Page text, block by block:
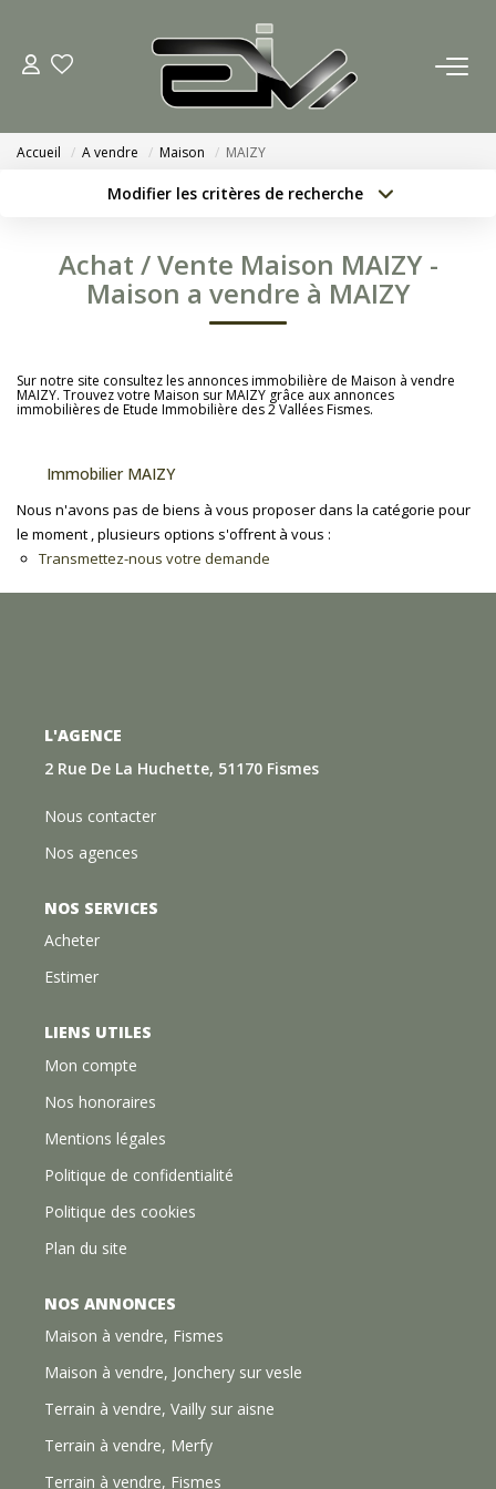
ACCUEIL
Nos Actualités
ESTIMATION
Accueil A vendre Maison MAIZY
Modifier les critères de recherche
Surface min Budget max
Achat / Vente Maison MAIZY -
Maison a vendre à MAIZY
Sur notre site consultez les annonces immobilière de Maison à vendre
MAIZY. Trouvez votre Maison sur MAIZY grâce aux annonces
immobilières de Etude Immobilière des 2 Vallées Fismes.
Immobilier MAIZY
Nous n'avons pas de biens à vous proposer dans la catégorie pour
le moment , plusieurs options s'offrent à vous :
Transmettez-nous votre demande
L'AGENCE
2 Rue De La Huchette, 51170 Fismes
Nous contacter
Nos agences
NOS SERVICES
Acheter
Estimer
LIENS UTILES
Mon compte
Nos honoraires
Mentions légales
Politique de confidentialité
Politique des cookies
Plan du site
NOS ANNONCES
Maison à vendre, Fismes
Maison à vendre, Jonchery sur vesle
Terrain à vendre, Vailly sur aisne
Terrain à vendre, Merfy
Terrain à vendre, Fismes